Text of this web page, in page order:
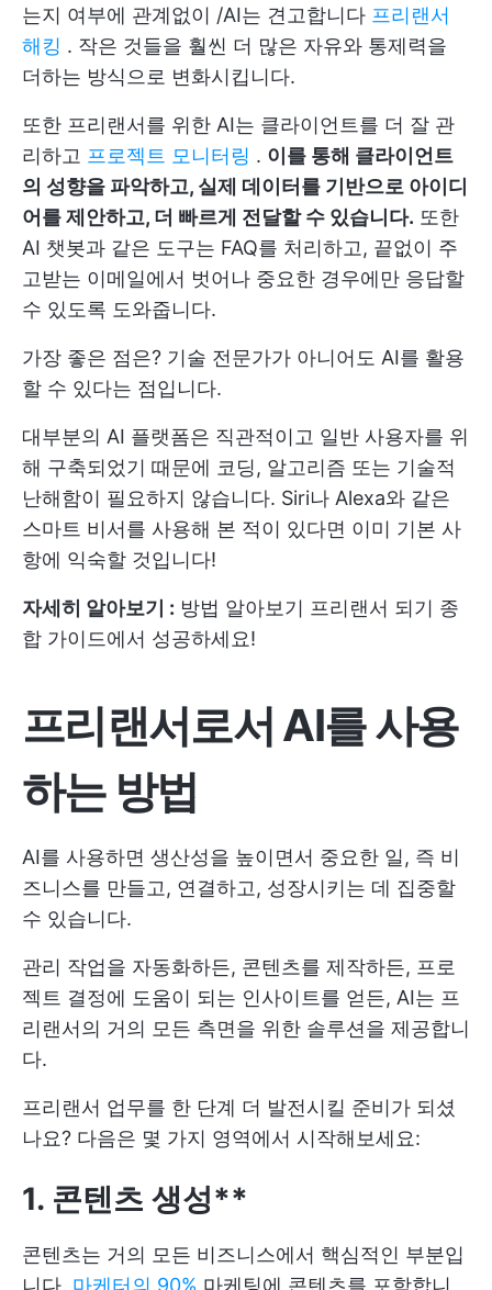
는지 여부에 관계없이 /AI는 견고합니다 프리랜서
해킹 . 작은 것들을 훨씬 더 많은 자유와 통제력을
더하는 방식으로 변화시킵니다.
또한 프리랜서를 위한 AI는 클라이언트를 더 잘 관
리하고 프로젝트 모니터링 . 이를 통해 클라이언트
의 성향을 파악하고, 실제 데이터를 기반으로 아이디
어를 제안하고, 더 빠르게 전달할 수 있습니다. 또한
AI 챗봇과 같은 도구는 FAQ를 처리하고, 끝없이 주
고받는 이메일에서 벗어나 중요한 경우에만 응답할
수 있도록 도와줍니다.
가장 좋은 점은? 기술 전문가가 아니어도 AI를 활용
할 수 있다는 점입니다.
대부분의 AI 플랫폼은 직관적이고 일반 사용자를 위
해 구축되었기 때문에 코딩, 알고리즘 또는 기술적
난해함이 필요하지 않습니다. Siri나 Alexa와 같은
스마트 비서를 사용해 본 적이 있다면 이미 기본 사
항에 익숙할 것입니다!
자세히 알아보기 : 방법 알아보기 프리랜서 되기 종
합 가이드에서 성공하세요!
프리랜서로서 AI를 사용
하는 방법
AI를 사용하면 생산성을 높이면서 중요한 일, 즉 비
즈니스를 만들고, 연결하고, 성장시키는 데 집중할
수 있습니다.
관리 작업을 자동화하든, 콘텐츠를 제작하든, 프로
젝트 결정에 도움이 되는 인사이트를 얻든, AI는 프
리랜서의 거의 모든 측면을 위한 솔루션을 제공합니
다.
프리랜서 업무를 한 단계 더 발전시킬 준비가 되셨
나요? 다음은 몇 가지 영역에서 시작해보세요:
1. 콘텐츠 생성**
콘텐츠는 거의 모든 비즈니스에서 핵심적인 부분입
니다. 마케터의 90% 마케팅에 콘텐츠를 포함합니